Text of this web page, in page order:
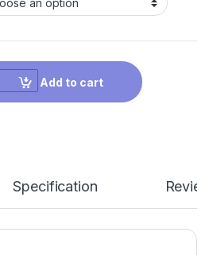
Add to cart
Specification